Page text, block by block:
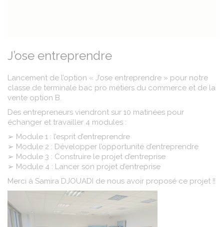
J’ose entreprendre
Lancement de l’option « J’ose entreprendre » pour notre
classe de terminale bac pro métiers du commerce et de la
vente option B.
Des entrepreneurs viendront sur 10 matinées pour
échanger et travailler 4 modules :
➢ Module 1 : l’esprit d’entreprendre
➢ Module 2 : Développer l’opportunité d’entreprendre
➢ Module 3 : Construire le projet d’entreprise
➢ Module 4 : Lancer son projet d’entreprise
Merci à Samira DJOUADI de nous avoir proposé ce projet !!